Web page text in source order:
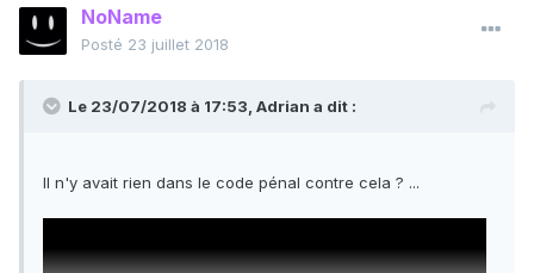
NoName
Posté 23 juillet 2018
Le 23/07/2018 à 17:53, Adrian a dit :
Il n'y avait rien dans le code pénal contre cela ? ...